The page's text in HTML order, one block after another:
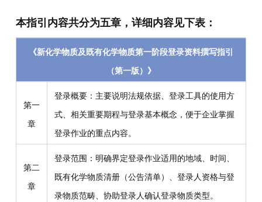
本指引内容共分为五章，详细内容见下表：
《新化学物质及既有化学物质第一阶段登录资料撰写指引
（第一版）》
第一
章
登录概要：主要说明法规依据、登录工具的使用方
式、相关重要期程与登录基本概念，便于企业掌握
登录作业的重点内容。
第二
章
登录范围：明确界定登录作业适用的地域、时间、
既有化学物质清册（公告清单）、登录人资格与登
录物质范畴、协助登录人确认登录物质类型。